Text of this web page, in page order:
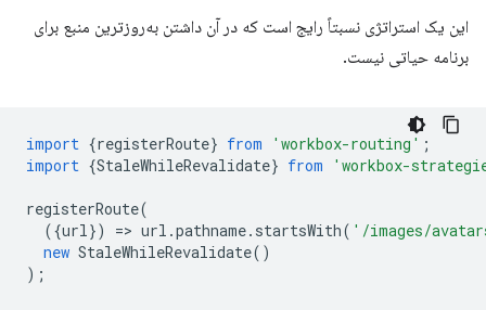
این یک استراتژی نسبتاً رایج است که در آن داشتن به‌روزترین منبع برای
برنامه حیاتی نیست.
import {registerRoute} from 'workbox-routing' ;
import {StaleWhileRevalidate} from 'workbox-
registerRoute(
({url}) => url .pathname. startsWith( '/images/
new StaleWhileRevalidate()
);